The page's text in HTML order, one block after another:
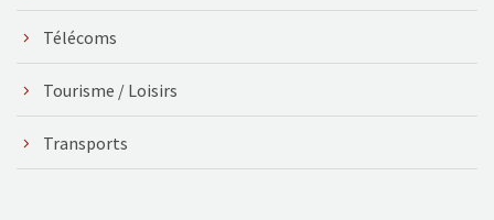
Télécoms
Tourisme / Loisirs
Transports